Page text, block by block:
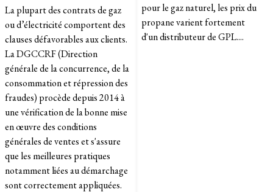
La plupart des contrats de gaz
ou d’électricité comportent des
clauses défavorables aux clients.
La DGCCRF (Direction
générale de la concurrence, de la
consommation et répression des
fraudes) procède depuis 2014 à
une vérification de la bonne mise
en œuvre des conditions
générales de ventes et s'assure
que les meilleures pratiques
notamment liées au démarchage
sont correctement appliquées.
pour le gaz naturel, les prix du
propane varient fortement
d'un distributeur de GPL....